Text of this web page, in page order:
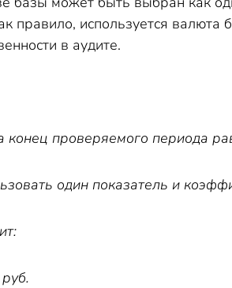
правило, используется
в аудите.
конец проверяемого периода
один показатель и